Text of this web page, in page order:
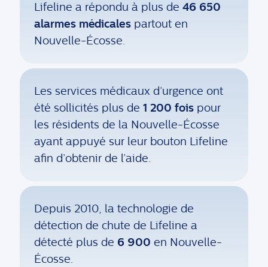
Lifeline a répondu à plus de46 650
alarmes médicales partout en
Nouvelle-Écosse.
Les services médicaux d’urgence ont
été sollicités plus de1 200 fois pour
les résidents de la Nouvelle-Écosse
ayant appuyé sur leur bouton Lifeline
afin d’obtenir de l’aide.
Depuis 2010, la technologie de
détection de chute de Lifeline a
détecté plus de 6 900en Nouvelle-
Écosse.